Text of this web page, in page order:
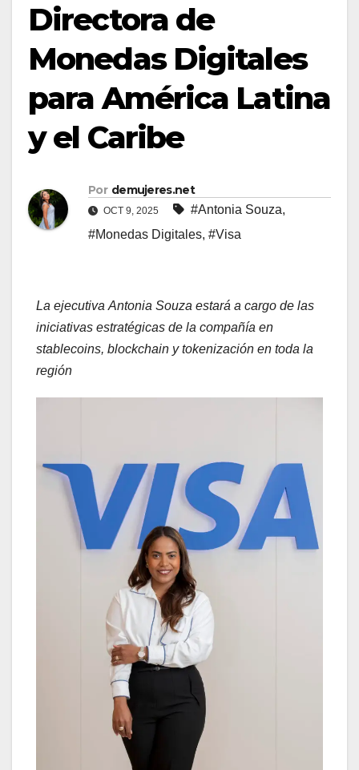
Directora de
Monedas Digitales
para América Latina
y el Caribe
Por demujeres.net
OCT 9, 2025 #Antonia Souza,
#Monedas Digitales, #Visa
La ejecutiva Antonia Souza estará a cargo de las
iniciativas estratégicas de la compañía en
stablecoins, blockchain y tokenización en toda la
región